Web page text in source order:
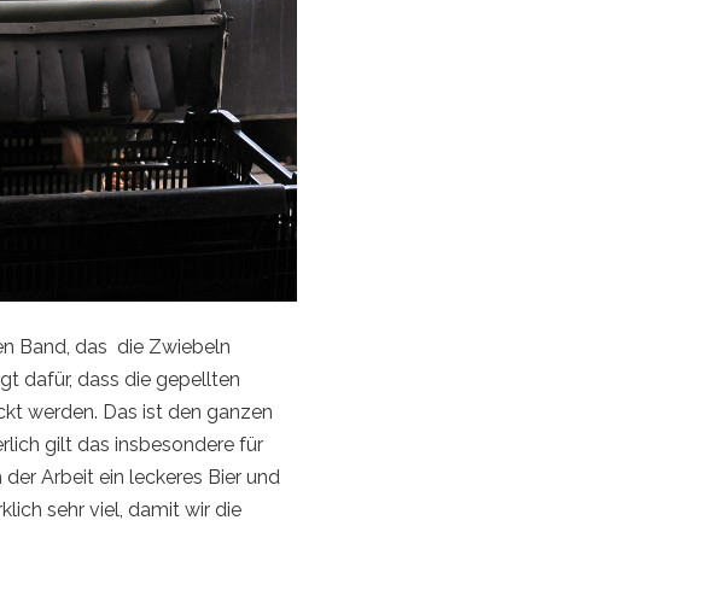
Band, das die Zwiebeln
dafür, dass die gepellten
werden. Das ist den ganzen
gilt das insbesondere für
Arbeit ein leckeres Bier und
sehr viel, damit wir die